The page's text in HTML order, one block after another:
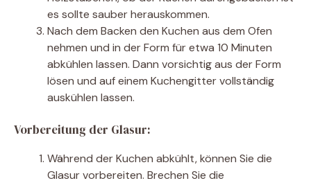
es sollte sauber herauskommen.
Nach dem Backen den Kuchen aus dem Ofen
nehmen und in der Form für etwa 10 Minuten
abkühlen lassen. Dann vorsichtig aus der Form
lösen und auf einem Kuchengitter vollständig
auskühlen lassen.
Vorbereitung der Glasur:
Während der Kuchen abkühlt, können Sie die
Glasur vorbereiten. Brechen Sie die